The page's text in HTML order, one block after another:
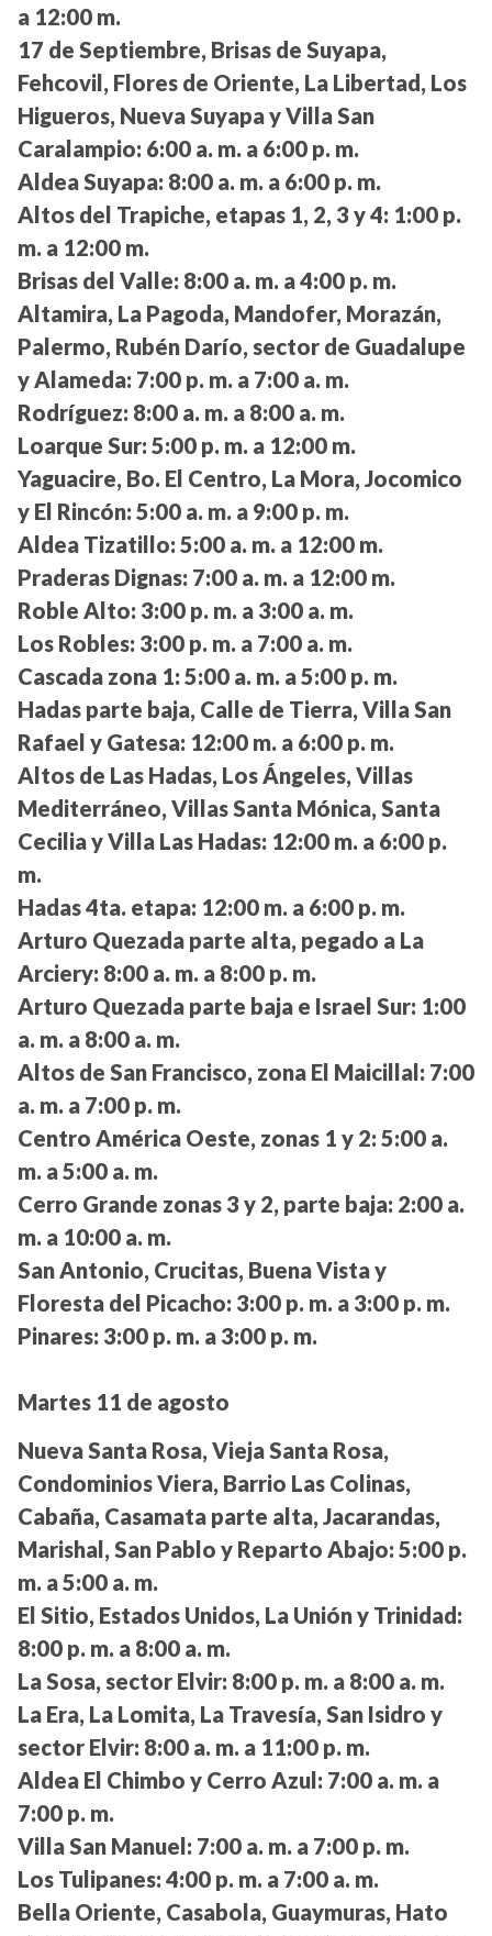
a 12:00 m.
17 de Septiembre, Brisas de Suyapa,
Fehcovil, Flores de Oriente, La Libertad, Los
Higueros, Nueva Suyapa y Villa San
Caralampio: 6:00 a. m. a 6:00 p. m.
Aldea Suyapa: 8:00 a. m. a 6:00 p. m.
Altos del Trapiche, etapas 1, 2, 3 y 4: 1:00 p.
m. a 12:00 m.
Brisas del Valle: 8:00 a. m. a 4:00 p. m.
Altamira, La Pagoda, Mandofer, Morazán,
Palermo, Rubén Darío, sector de Guadalupe
y Alameda: 7:00 p. m. a 7:00 a. m.
Rodríguez: 8:00 a. m. a 8:00 a. m.
Loarque Sur: 5:00 p. m. a 12:00 m.
Yaguacire, Bo. El Centro, La Mora, Jocomico
y El Rincón: 5:00 a. m. a 9:00 p. m.
Aldea Tizatillo: 5:00 a. m. a 12:00 m.
Praderas Dignas: 7:00 a. m. a 12:00 m.
Roble Alto: 3:00 p. m. a 3:00 a. m.
Los Robles: 3:00 p. m. a 7:00 a. m.
Cascada zona 1: 5:00 a. m. a 5:00 p. m.
Hadas parte baja, Calle de Tierra, Villa San
Rafael y Gatesa: 12:00 m. a 6:00 p. m.
Altos de Las Hadas, Los Ángeles, Villas
Mediterráneo, Villas Santa Mónica, Santa
Cecilia y Villa Las Hadas: 12:00 m. a 6:00 p.
m.
Hadas 4ta. etapa: 12:00 m. a 6:00 p. m.
Arturo Quezada parte alta, pegado a La
Arciery: 8:00 a. m. a 8:00 p. m.
Arturo Quezada parte baja e Israel Sur: 1:00
a. m. a 8:00 a. m.
Altos de San Francisco, zona El Maicillal: 7:00
a. m. a 7:00 p. m.
Centro América Oeste, zonas 1 y 2: 5:00 a.
m. a 5:00 a. m.
Cerro Grande zonas 3 y 2, parte baja: 2:00 a.
m. a 10:00 a. m.
San Antonio, Crucitas, Buena Vista y
Floresta del Picacho: 3:00 p. m. a 3:00 p. m.
Pinares: 3:00 p. m. a 3:00 p. m.
Martes 11 de agosto
Nueva Santa Rosa, Vieja Santa Rosa,
Condominios Viera, Barrio Las Colinas,
Cabaña, Casamata parte alta, Jacarandas,
Marishal, San Pablo y Reparto Abajo: 5:00 p.
m. a 5:00 a. m.
El Sitio, Estados Unidos, La Unión y Trinidad:
8:00 p. m. a 8:00 a. m.
La Sosa, sector Elvir: 8:00 p. m. a 8:00 a. m.
La Era, La Lomita, La Travesía, San Isidro y
sector Elvir: 8:00 a. m. a 11:00 p. m.
Aldea El Chimbo y Cerro Azul: 7:00 a. m. a
7:00 p. m.
Villa San Manuel: 7:00 a. m. a 7:00 p. m.
Los Tulipanes: 4:00 p. m. a 7:00 a. m.
Bella Oriente, Casabola, Guaymuras, Hato